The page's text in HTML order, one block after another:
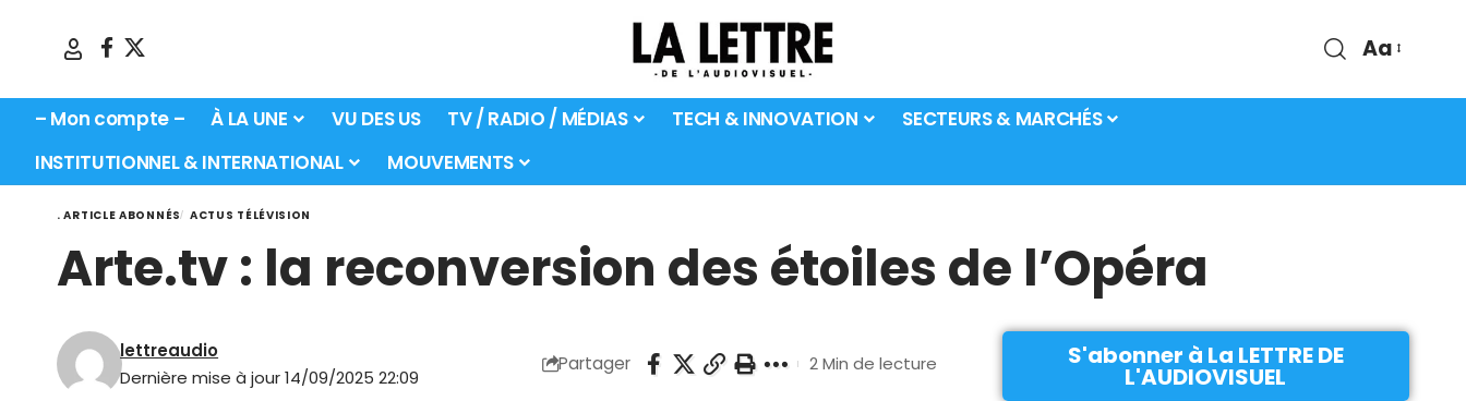
Aa
– Mon compte – À LA UNE VU DES US TV / RADIO / MÉDIAS TECH & INNOVATION
SECTEURS & MARCHÉS
INSTITUTIONNEL & INTERNATIONAL
MOUVEMENTS
. ARTICLE ABONNÉS ACTUS TÉLÉVISION
Arte.tv : la reconversion des étoiles de l’Opéra
Dernière mise à jour 14/09/2025 22:09
lettreaudio
Partager 2 Min de lecture S'abonner à La LETTRE DE
L'AUDIOVISUEL